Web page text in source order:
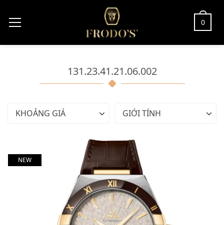
0
131.23.41.21.06.002
KHOẢNG GIÁ GIỚI TÍNH
NEW